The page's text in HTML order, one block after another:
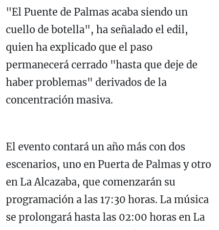
"El Puente de Palmas acaba siendo un
cuello de botella", ha señalado el edil,
quien ha explicado que el paso
permanecerá cerrado "hasta que deje de
haber problemas" derivados de la
concentración masiva.
El evento contará un año más con dos
escenarios, uno en Puerta de Palmas y otro
en La Alcazaba, que comenzarán su
programación a las 17:30 horas. La música
se prolongará hasta las 02:00 horas en La